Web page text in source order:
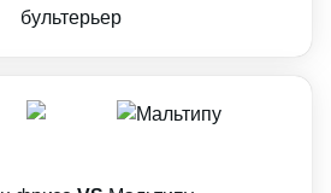
бультерьер